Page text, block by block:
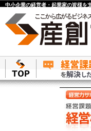
中小企業の経営者・起業家の皆様を